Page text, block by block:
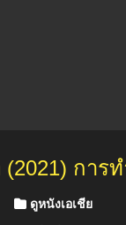
(2021) กา
ดูหนังเอเชีย